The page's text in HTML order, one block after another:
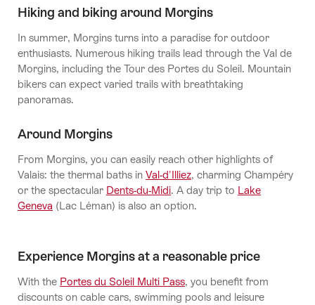
Hiking and biking around Morgins
In summer, Morgins turns into a paradise for outdoor
enthusiasts. Numerous hiking trails lead through the Val de
Morgins, including the Tour des Portes du Soleil. Mountain
bikers can expect varied trails with breathtaking
panoramas.
Around Morgins
From Morgins, you can easily reach other highlights of
Valais: the thermal baths in Val-d'Illiez, charming Champéry
or the spectacular Dents-du-Midi. A day trip to Lake
Geneva (Lac Léman) is also an option.
Experience Morgins at a reasonable price
With the Portes du Soleil Multi Pass, you benefit from
discounts on cable cars, swimming pools and leisure